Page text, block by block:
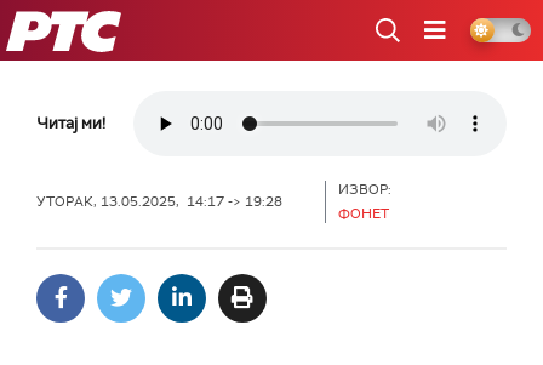
РТС
Читај ми!
УТОРАК, 13.05.2025, 14:17 -> 19:28
ИЗВОР:
ФОНЕТ